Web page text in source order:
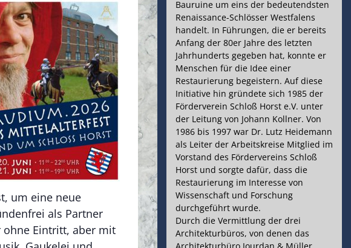
um eine neue
als Partner
ohne Eintritt, aber mit
Bauruine um eins der bedeutendsten
Renaissance-Schlösser Westfalens
handelt. In Führungen, die er bereits
Anfang der 80er Jahre des letzten
Jahrhunderts gegeben hat, konnte er
Menschen für die Idee einer
Restaurierung begeistern. Auf diese
Initiative hin gründete sich 1985 der
Förderverein Schloß Horst e.V. unter
der Leitung von Johann Kollner. Von
1986 bis 1997 war Dr. Lutz Heidemann
als Leiter der Arbeitskreise Mitglied im
Vorstand des Fördervereins Schloß
Horst und sorgte dafür, dass die
Restaurierung im Interesse von
Wissenschaft und Forschung
durchgeführt wurde.
Durch die Vermittlung der drei
Architekturbüros, von denen das